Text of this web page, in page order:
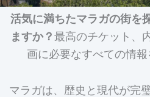
活気に満ちたマラガの街を
ますか？最高のチケット、
画に必要なすべての情報
マラガは、歴史と現代が完